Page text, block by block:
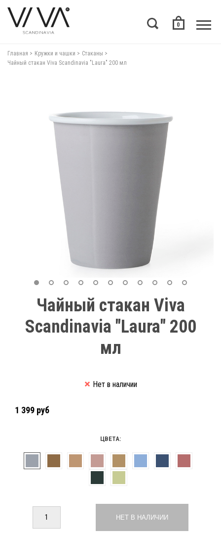
0
Главная Кружки и чашки
Стаканы
Чайный стакан Viva Scandinavia "Laura" 200 мл
Чайный стакан Viva
Scandinavia "Laura" 200
мл
Нет в наличии
1 399 руб
ЦВЕТА:
НЕТ В НАЛИЧИИ